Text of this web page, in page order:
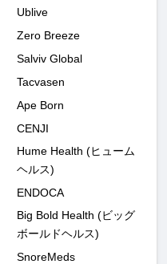
Ublive
Zero Breeze
Salviv Global
Tacvasen
Ape Born
CENJI
Hume Health (ヒューム
ヘルス)
ENDOCA
Big Bold Health (ビッグ
ボールドヘルス)
SnoreMeds